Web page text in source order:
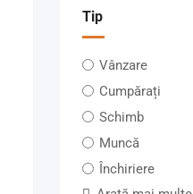
Tip
Vânzare
Cumpărați
Schimb
Muncă
Închiriere